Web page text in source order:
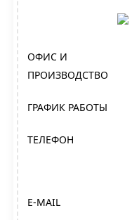
ОФИС И
ПРОИЗВОДСТВО
ГРАФИК РАБОТЫ
ТЕЛЕФОН
E-MAIL